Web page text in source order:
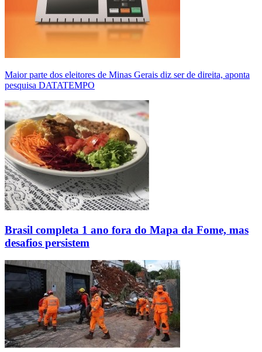
Maior parte dos eleitores de Minas Gerais diz ser de direita, aponta
pesquisa DATATEMPO
Brasil completa 1 ano fora do Mapa da Fome, mas
desafios persistem